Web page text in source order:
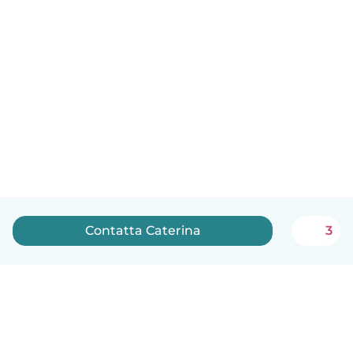
Contatta Caterina 3